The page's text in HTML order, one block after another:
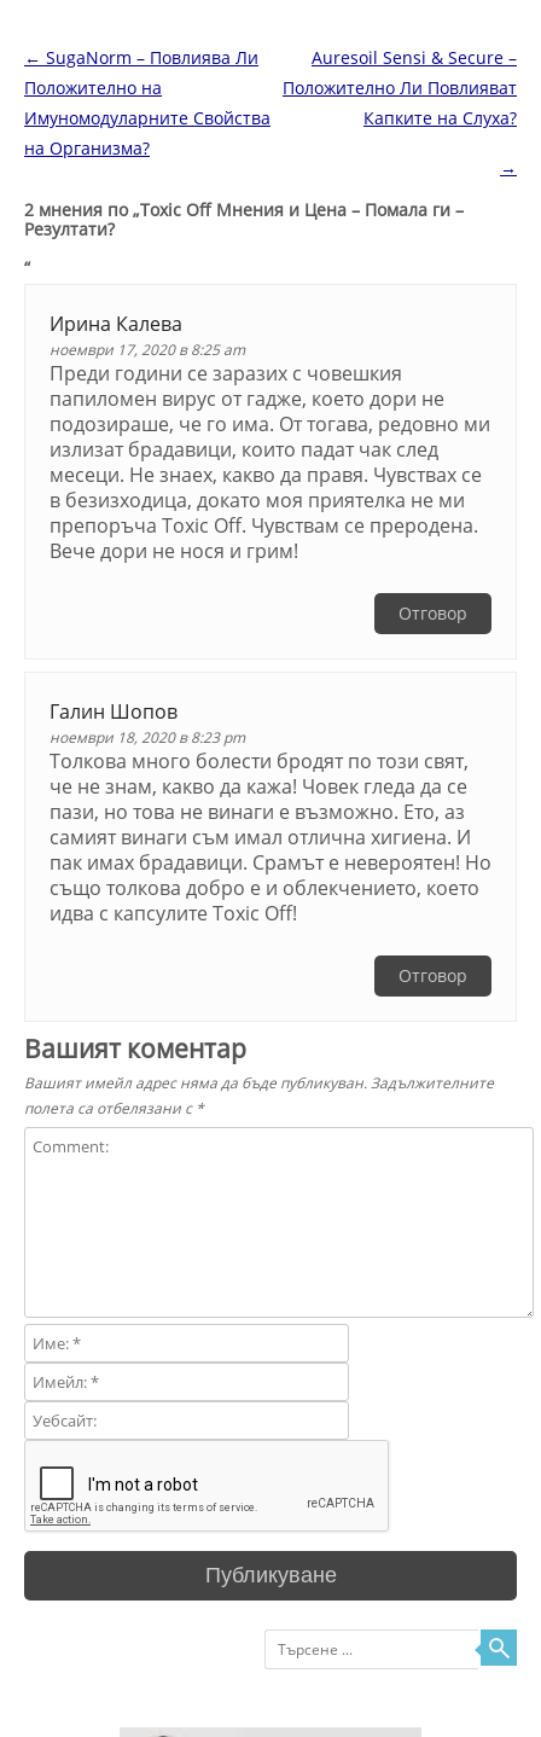
Навигация в публикациите
← SugaNorm – Повлиява Ли
Положително на
Имуномодуларните Свойства
на Организма?
Auresoil Sensi & Secure –
Положително Ли Повлияват
Капките на Слуха?
→
2 мнения по „Toxic Off Мнения и Цена – Помала ги –
Резултати?
“
Ирина Калева
ноември 17, 2020 в 8:25 am
Преди години се заразих с човешкия
папиломен вирус от гадже, което дори не
подозираше, че го има. От тогава, редовно ми
излизат брадавици, които падат чак след
месеци. Не знаех, какво да правя. Чувствах се
в безизходица, докато моя приятелка не ми
препоръча Toxic Off. Чувствам се преродена.
Вече дори не нося и грим!
Отговор
Галин Шопов
ноември 18, 2020 в 8:23 pm
Толкова много болести бродят по този свят,
че не знам, какво да кажа! Човек гледа да се
пази, но това не винаги е възможно. Ето, аз
самият винаги съм имал отлична хигиена. И
пак имах брадавици. Срамът е невероятен! Но
също толкова добро е и облекчението, което
идва с капсулите Toxic Off!
Отговор
Вашият коментар
Вашият имейл адрес няма да бъде публикуван.Задължителните
полета са отбелязани с *
Търсене